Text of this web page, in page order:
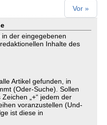
Vor »
der eingegebenen
Inhalte des
Artikel gefunden, in
(Oder-Suche). Sollen
„+“ jedem der
voranzustellen (Und-
ist diese in